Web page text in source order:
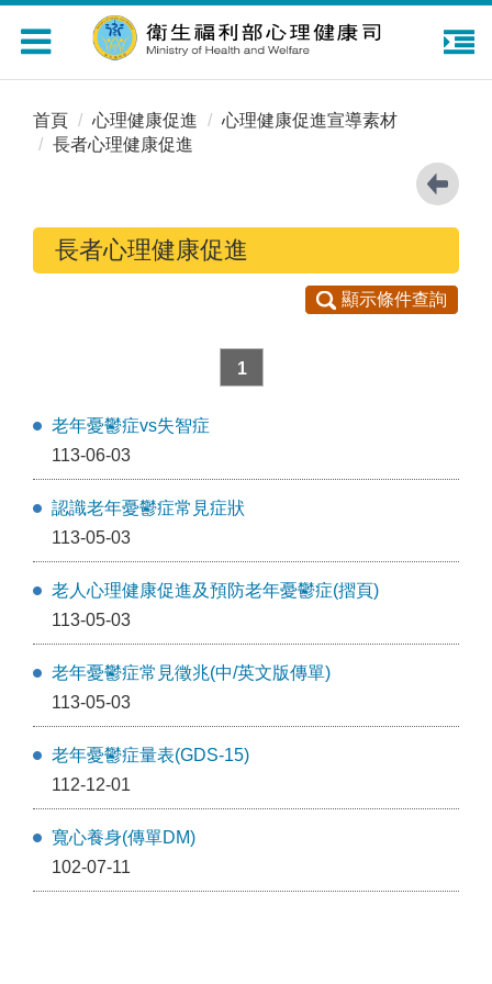
Toggle
navigation
首頁 心理健康促進
心理健康促進宣導素材
長者心理健康促進
長者心理健康促進
顯示條件查詢
1
老年憂鬱症vs失智症
113-06-03
認識老年憂鬱症常見症狀
113-05-03
老人心理健康促進及預防老年憂鬱症(摺頁)
113-05-03
老年憂鬱症常見徵兆(中/英文版傳單)
113-05-03
老年憂鬱症量表(GDS-15)
112-12-01
寬心養身(傳單DM)
102-07-11